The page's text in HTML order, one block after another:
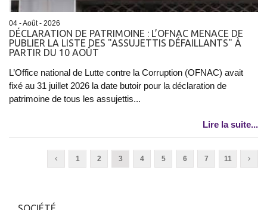
04 - Août - 2026
DÉCLARATION DE PATRIMOINE : L’OFNAC MENACE DE
PUBLIER LA LISTE DES "ASSUJETTIS DÉFAILLANTS" À
PARTIR DU 10 AOÛT
L’Office national de Lutte contre la Corruption (OFNAC) avait
fixé au 31 juillet 2026 la date butoir pour la déclaration de
patrimoine de tous les assujettis...
Lire la suite...
1 2 3 4 5 6 7 11